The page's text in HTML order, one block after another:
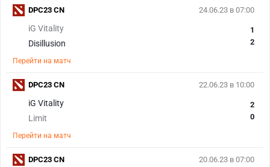
24.06.23 в 07:00
iG Vitality
Disillusion
1
2
Перейти на матч
DPC23 CN
22.06.23 в 10:00
iG Vitality
Limit
2
0
Перейти на матч
DPC23 CN
20.06.23 в 07:00
DPC23 CN